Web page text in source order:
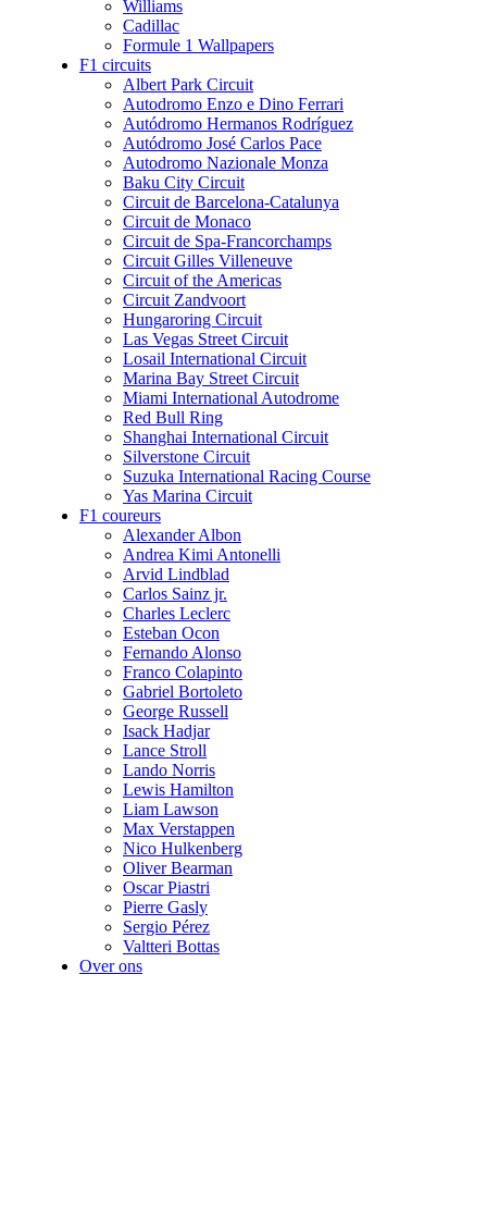
Williams
Cadillac
Formule 1 Wallpapers
F1 circuits
Albert Park Circuit
Autodromo Enzo e Dino Ferrari
Autódromo Hermanos Rodríguez
Autódromo José Carlos Pace
Autodromo Nazionale Monza
Baku City Circuit
Circuit de Barcelona-Catalunya
Circuit de Monaco
Circuit de Spa-Francorchamps
Circuit Gilles Villeneuve
Circuit of the Americas
Circuit Zandvoort
Hungaroring Circuit
Las Vegas Street Circuit
Losail International Circuit
Marina Bay Street Circuit
Miami International Autodrome
Red Bull Ring
Shanghai International Circuit
Silverstone Circuit
Suzuka International Racing Course
Yas Marina Circuit
F1 coureurs
Alexander Albon
Andrea Kimi Antonelli
Arvid Lindblad
Carlos Sainz jr.
Charles Leclerc
Esteban Ocon
Fernando Alonso
Franco Colapinto
Gabriel Bortoleto
George Russell
Isack Hadjar
Lance Stroll
Lando Norris
Lewis Hamilton
Liam Lawson
Max Verstappen
Nico Hulkenberg
Oliver Bearman
Oscar Piastri
Pierre Gasly
Sergio Pérez
Valtteri Bottas
Over ons